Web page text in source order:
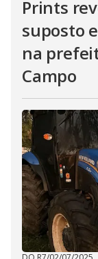
Prints
suposto
na
Campo